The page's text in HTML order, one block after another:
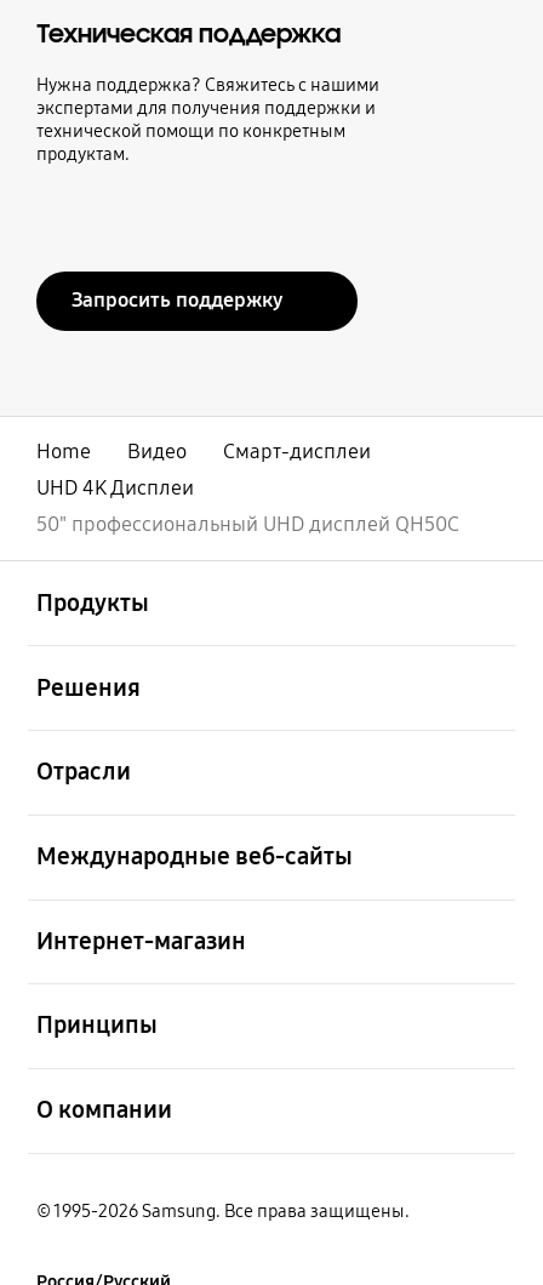
Техническая поддержка
Нужна поддержка? Свяжитесь с нашими
экспертами для получения поддержки и
технической помощи по конкретным
продуктам.
Запросить поддержку
Home Видео
Смарт-дисплеи
UHD 4K Дисплеи
50" профессиональный UHD дисплей QH50C
Продукты
Решения
Отрасли
Международные веб-сайты
Интернет-магазин
Принципы
О компании
© 1995-2026 Samsung. Все права защищены.